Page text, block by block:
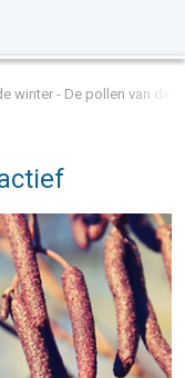
winter - De pollen van de